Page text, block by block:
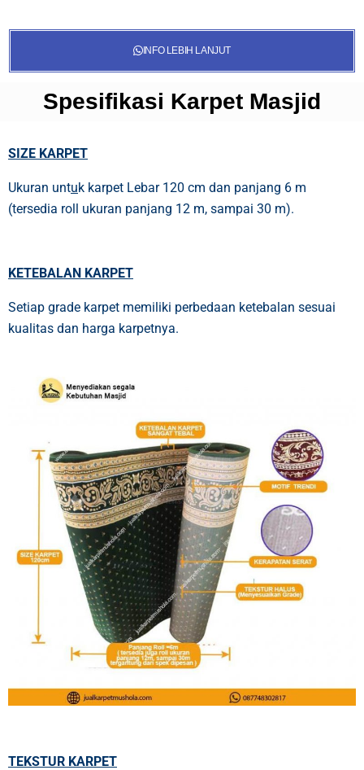
INFO LEBIH LANJUT
Spesifikasi Karpet Masjid
SIZE KARPET
Ukuran untuk karpet Lebar 120 cm dan panjang 6 m
(tersedia roll ukuran panjang 12 m, sampai 30 m).
KETEBALAN KARPET
Setiap grade karpet memiliki perbedaan ketebalan sesuai
kualitas dan harga karpetnya.
TEKSTUR KARPET